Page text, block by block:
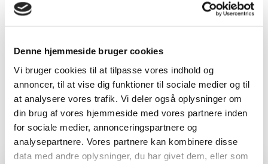
Denne hjemmeside bruger cookies
Vi bruger cookies til at tilpasse vores indhold og
annoncer, til at vise dig funktioner til sociale medier og til
at analysere vores trafik. Vi deler også oplysninger om
din brug af vores hjemmeside med vores partnere inden
for sociale medier, annonceringspartnere og
analysepartnere. Vores partnere kan kombinere disse
data med andre oplysninger, du har givet dem, eller som